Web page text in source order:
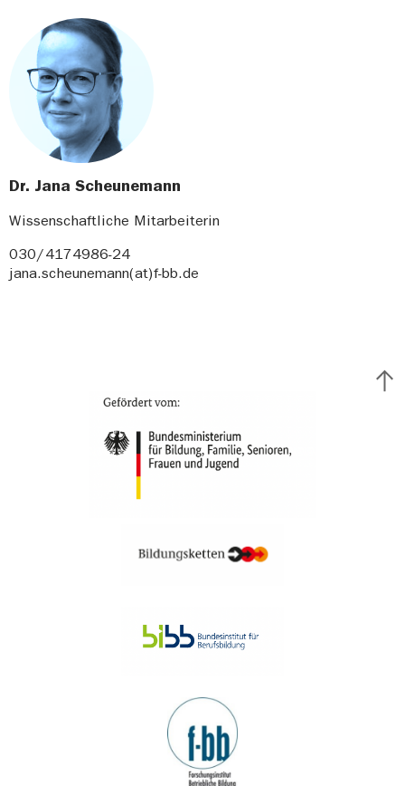
Dr. Jana Scheunemann
Wissenschaftliche Mitarbeiterin
030/4174986-24
jana.scheunemann(at)f-bb.de